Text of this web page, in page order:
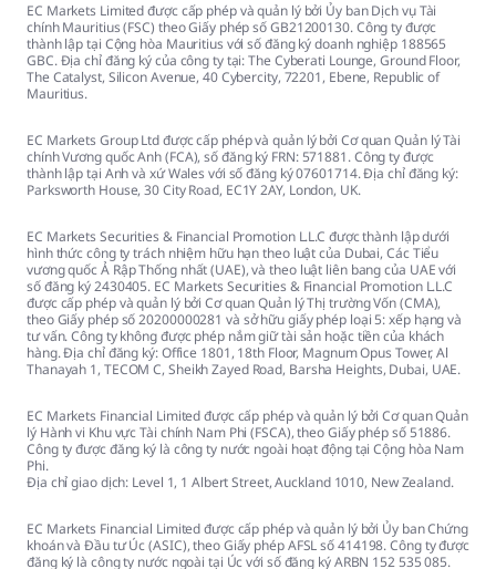
EC Markets Limited được cấp phép và quản lý bởi Ủy ban Dịch vụ Tài
chính Mauritius (FSC) theo Giấy phép số GB21200130. Công ty được
thành lập tại Cộng hòa Mauritius với số đăng ký doanh nghiệp 188565
GBC. Địa chỉ đăng ký của công ty tại: The Cyberati Lounge, Ground Floor,
The Catalyst, Silicon Avenue, 40 Cybercity, 72201, Ebene, Republic of
Mauritius.
EC Markets Group Ltd được cấp phép và quản lý bởi Cơ quan Quản lý Tài
chính Vương quốc Anh (FCA), số đăng ký FRN: 571881. Công ty được
thành lập tại Anh và xứ Wales với số đăng ký 07601714. Địa chỉ đăng ký:
Parksworth House, 30 City Road, EC1Y 2AY, London, UK.
EC Markets Securities & Financial Promotion L.L.C được thành lập dưới
hình thức công ty trách nhiệm hữu hạn theo luật của Dubai, Các Tiểu
vương quốc Ả Rập Thống nhất (UAE), và theo luật liên bang của UAE với
số đăng ký 2430405. EC Markets Securities & Financial Promotion L.L.C
được cấp phép và quản lý bởi Cơ quan Quản lý Thị trường Vốn (CMA),
theo Giấy phép số 20200000281 và sở hữu giấy phép loại 5: xếp hạng và
tư vấn. Công ty không được phép nắm giữ tài sản hoặc tiền của khách
hàng. Địa chỉ đăng ký: Office 1801, 18th Floor, Magnum Opus Tower, Al
Thanayah 1, TECOM C, Sheikh Zayed Road, Barsha Heights, Dubai, UAE.
EC Markets Financial Limited được cấp phép và quản lý bởi Cơ quan Quản
lý Hành vi Khu vực Tài chính Nam Phi (FSCA), theo Giấy phép số 51886.
Công ty được đăng ký là công ty nước ngoài hoạt động tại Cộng hòa Nam
Phi.
Địa chỉ giao dịch: Level 1, 1 Albert Street, Auckland 1010, New Zealand.
EC Markets Financial Limited được cấp phép và quản lý bởi Ủy ban Chứng
khoán và Đầu tư Úc (ASIC), theo Giấy phép AFSL số 414198. Công ty được
đăng ký là công ty nước ngoài tại Úc với số đăng ký ARBN 152 535 085.